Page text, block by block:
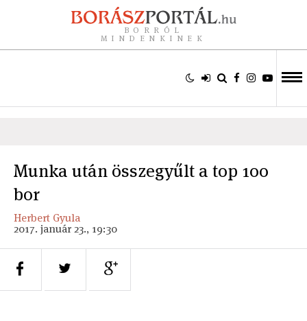
BORRÓL
MINDENKINEK
Munka után összegyűlt a top 100
bor
Herbert Gyula
2017. január 23., 19:30